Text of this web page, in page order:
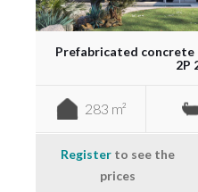
Prefabricated concrete
2P
283 m²
Register to see the
prices